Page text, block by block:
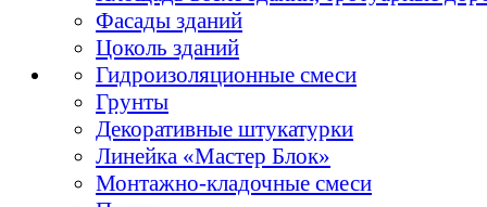
Фасады зданий
Цоколь зданий
Гидроизоляционные смеси
Грунты
Декоративные штукатурки
Линейка «Мастер Блок»
Монтажно-кладочные смеси